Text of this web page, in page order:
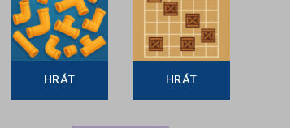
HRÁT HRÁT